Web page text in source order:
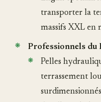
transporter la
massifs XXL en
Professionnels du
Pelles
terrassement